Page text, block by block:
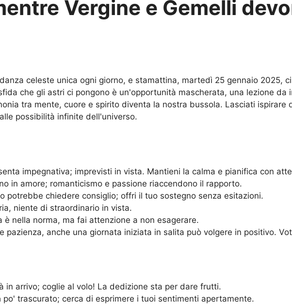
Vergine e Gemelli
celeste unica ogni giorno, e stamattina, martedì 25 gennaio 2025,
che gli astri ci pongono è un'opportunità mascherata, una lezione da
tra mente, cuore e spirito diventa la nostra bussola. Lasciati ispirare
possibilità infinite dell'universo.
impegnativa; imprevisti in vista. Mantieni la calma e pianifica con
in amore; romanticismo e passione riaccendono il rapporto.
potrebbe chiedere consiglio; offri il tuo sostegno senza esitazioni.
niente di straordinario in vista.
è nella norma, ma fai attenzione a non esagerare.
pazienza, anche una giornata iniziata in salita può volgere in positivo.
in arrivo; coglie al volo! La dedizione sta per dare frutti.
trascurato; cerca di esprimere i tuoi sentimenti apertamente.